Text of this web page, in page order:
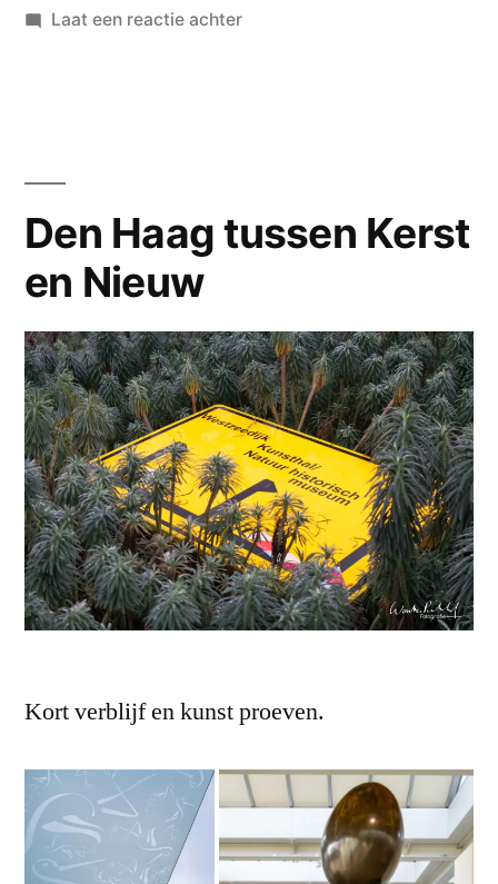
Geplaatst
wouterpinkhof
in
Laat een reactie achterop
Den Haag tussen Kerst
en Nieuw
Kort verblijf en kunst proeven.